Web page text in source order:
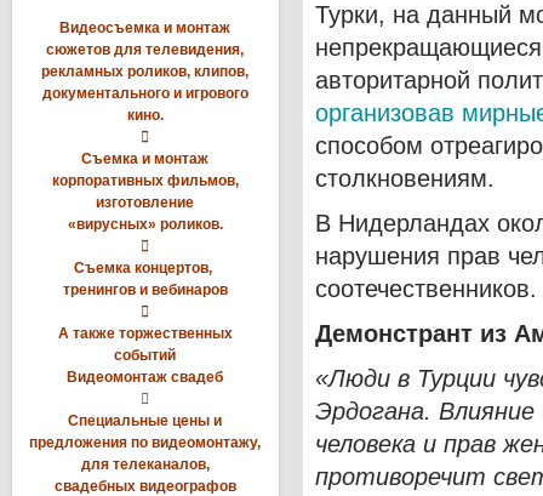
Видеосъемка и монтаж
сюжетов для телевидения,
рекламных роликов, клипов,
документального и игрового
кино.

Съемка и монтаж
корпоративных фильмов,
изготовление
«вирусных» роликов.

Съемка концертов,
тренингов и вебинаров

А также торжественных
событий
Видеомонтаж свадеб

Специальные цены и
предложения по видеомонтажу,
для телеканалов,
свадебных видеографов
Турки, на данный
авторитарной
организовав
способом
столкновениям.
В Нидерландах
нарушения прав
соотечественников.
Демонстрант из
«Люди в Турции
Эрдогана. Влияние
человека и прав
противоречит